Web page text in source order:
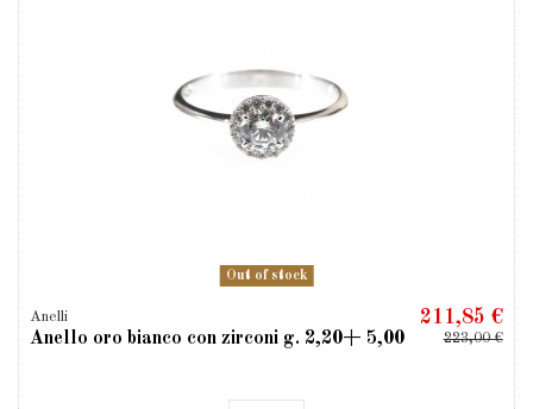
Out of stock
Anelli
Anello oro bianco con zirconi g. 2,20+ 5,00
211,85 €
223,00 €